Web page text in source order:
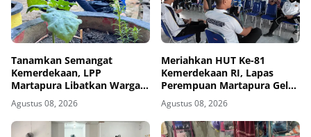
Tanamkan Semangat
Kemerdekaan, LPP
Martapura Libatkan Warga
Binaan dalam Gotong
Royong
Agustus 08, 2026
Meriahkan HUT Ke-81
Kemerdekaan RI, Lapas
Perempuan Martapura Gelar
Porseni Antarpetugas
Agustus 08, 2026